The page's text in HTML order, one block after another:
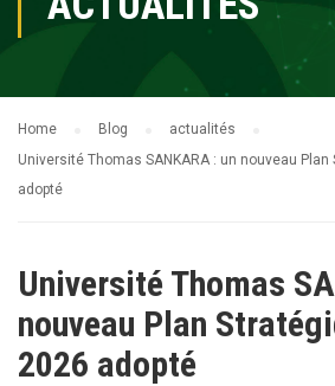
Home Blog
actualités
Université Thomas SANKARA : un nouveau
adopté
Université Thomas
nouveau Plan
2026 adopté